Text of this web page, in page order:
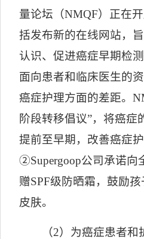
量论坛（NMQF）正在
括发布新的在线网站，
认识、促进癌症早期检
面向患者和临床医生的
癌症护理方面的差距。
阶段转移倡议”，将癌症
提前至早期，改善癌症
②Supergoop公司承诺向
赠SPF级防晒霜，鼓励
皮肤。
（2）为癌症患者和